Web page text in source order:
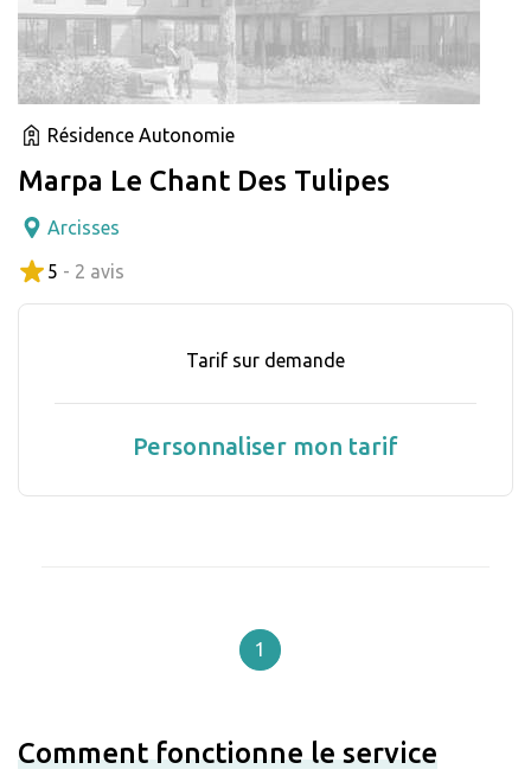
Résidence Autonomie
Marpa Le Chant Des Tulipes
Arcisses
5 - 2 avis
Tarif sur demande
Personnaliser mon tarif
1
Comment fonctionne le service